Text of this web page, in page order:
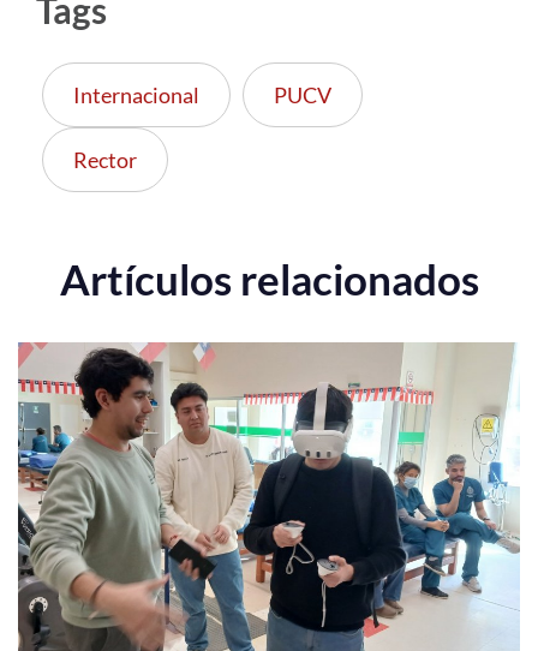
Tags
Internacional PUCV
Rector
Artículos relacionados